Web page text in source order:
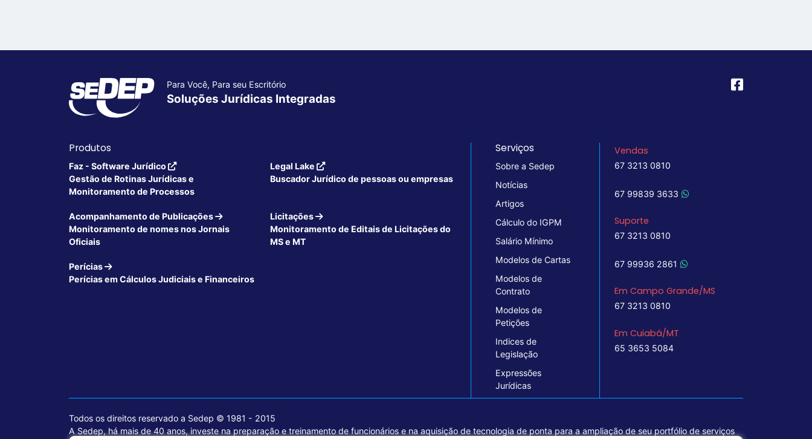
Para Você, Para seu Escritório
Soluções Jurídicas Integradas
Produtos
Faz - Software Jurídico
Gestão de Rotinas Jurídicas e
Monitoramento de Processos
Legal Lake
Buscador Jurídico de pessoas ou empresas
Acompanhamento de Publicações
Monitoramento de nomes nos Jornais
Oficiais
Licitações
Monitoramento de Editais de Licitações do
MS e MT
Perícias
Perícias em Cálculos Judiciais e Financeiros
Serviços
Sobre a Sedep
Notícias
Artigos
Cálculo do IGPM
Salário Mínimo
Modelos de Cartas
Modelos de
Contrato
Modelos de
Petições
Indices de
Legislação
Expressões
Jurídicas
Vendas
67 3213 0810
67 99839 3633
Suporte
67 3213 0810
67 99936 2861
Em Campo Grande/MS
67 3213 0810
Em Cuiabá/MT
65 3653 5084
Todos os direitos reservado a Sedep © 1981 - 2015
A Sedep, há mais de 40 anos, investe na preparação e treinamento de funcionários e na aquisição de tecnologia de ponta para a ampliação de seu portfólio de serviços